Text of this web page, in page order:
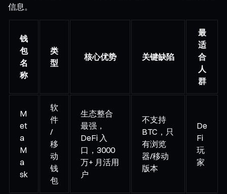
信息。
钱
包
名
称
类
型
核心优势 关键缺陷
最
适
合
人
群
M
et
a
M
a
sk
软
件
/
移
动
钱
包
生态整合
最强，
DeFi 入
口，3000
万+ 月活用
户
不支持
BTC，只
有浏览
器/移动
版本
De
Fi
玩
家